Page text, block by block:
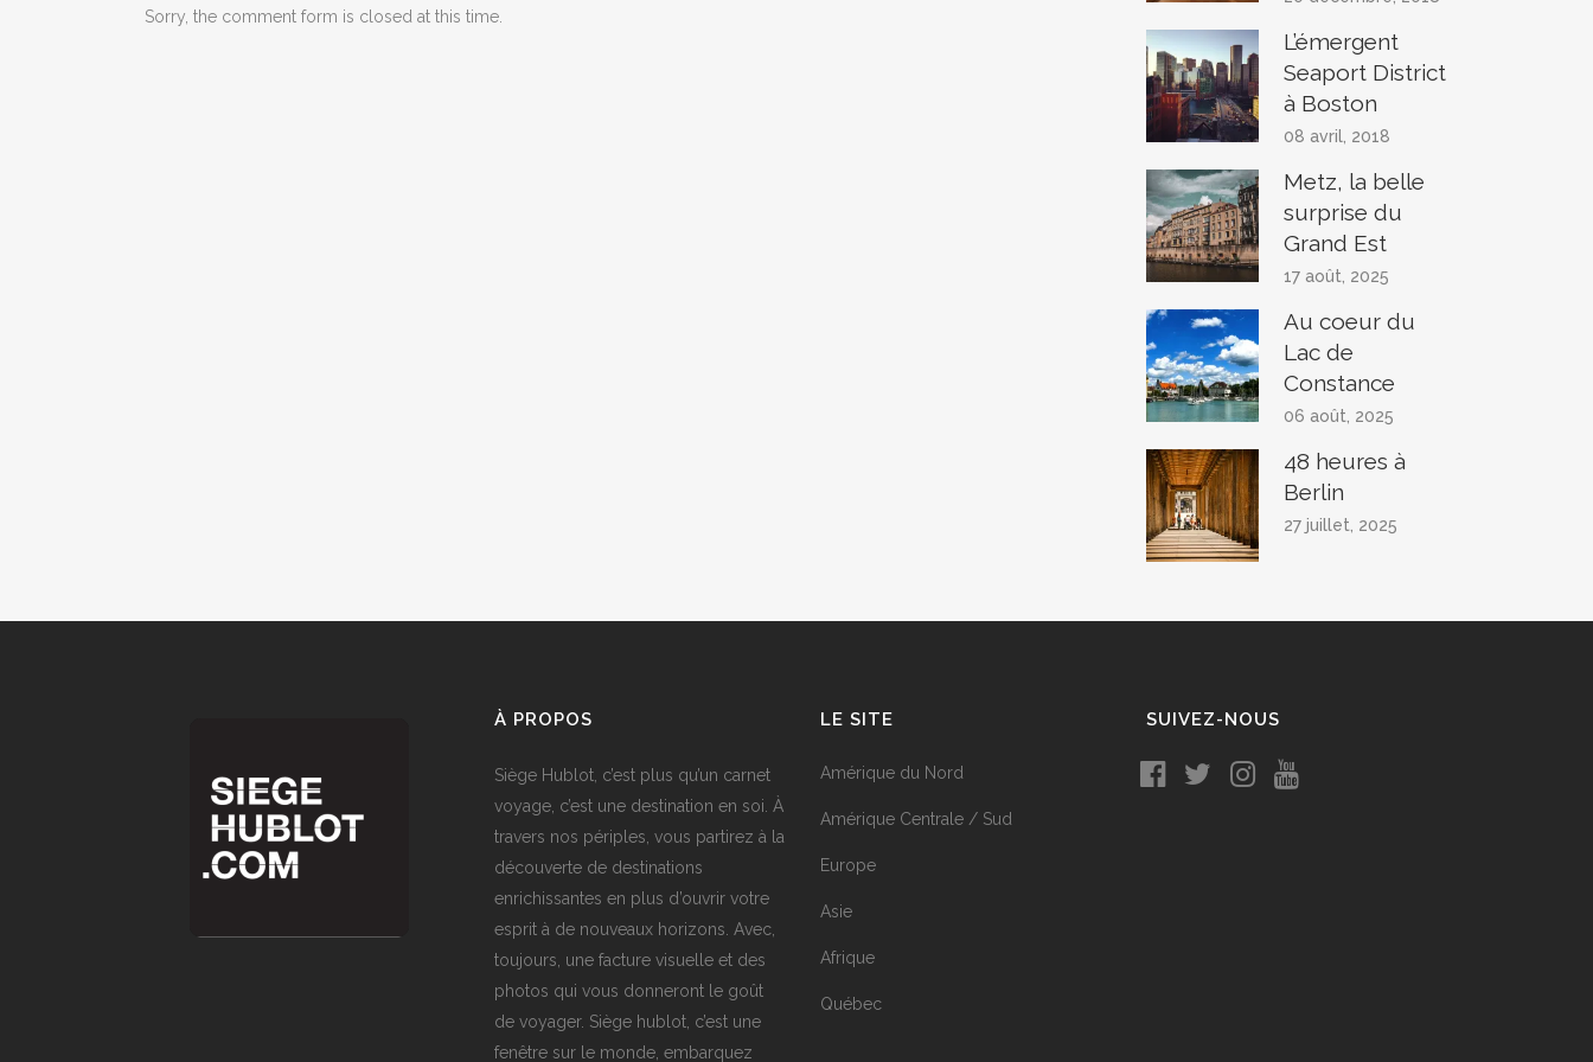
Sorry, the comment form is closed at this time.
L’émergent
Seaport District
à Boston
08 avril, 2018
Metz, la belle
surprise du
Grand Est
17 août, 2025
Au coeur du
Lac de
Constance
06 août, 2025
48 heures à
Berlin
27 juillet, 2025
À PROPOS
Siège Hublot, c’est plus qu’un carnet
voyage, c’est une destination en soi. À
travers nos périples, vous partirez à la
découverte de destinations
enrichissantes en plus d’ouvrir votre
esprit à de nouveaux horizons. Avec,
toujours, une facture visuelle et des
photos qui vous donneront le goût
de voyager. Siège hublot, c’est une
fenêtre sur le monde, embarquez
LE SITE
Amérique du Nord
Amérique Centrale / Sud
Europe
Asie
Afrique
Québec
SUIVEZ-NOUS